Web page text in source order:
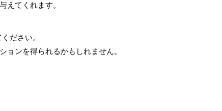
えてくれます。
ださい。
ョンを得られるかもしれません。